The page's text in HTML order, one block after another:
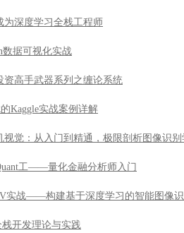
为深度学习全栈工程师
数据可视化实战
资高手武器系列之缠论系统
的Kaggle实战案例详解
视觉：从入门到精通，极限剖析图像识
工——量化金融分析师入门
实战——构建基于深度学习的智能图像
栈开发理论与实践